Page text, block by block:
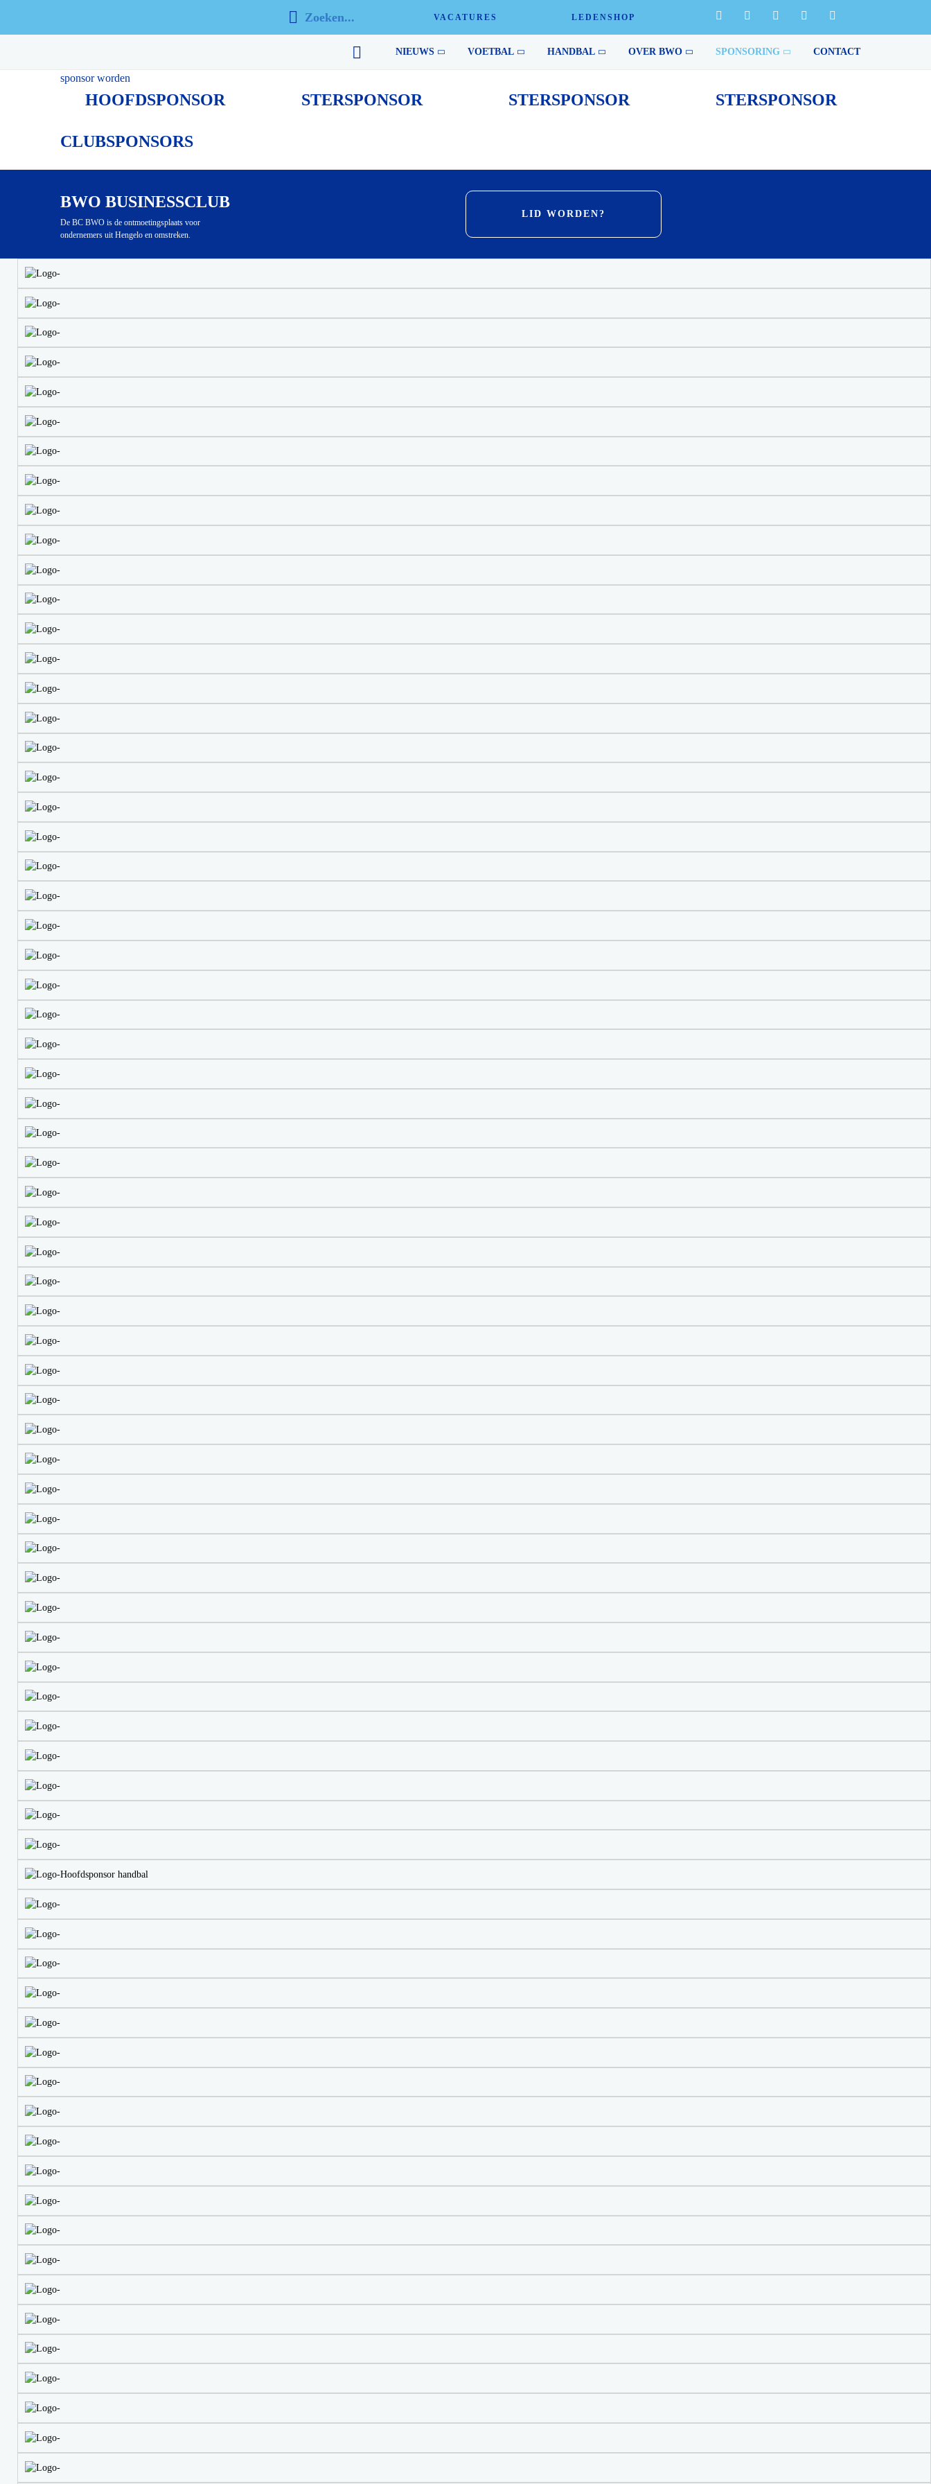
VACATURES LEDENSHOP
NIEUWS VOETBAL HANDBAL OVER BWO SPONSORING CONTACT
sponsor worden
HOOFDSPONSOR STERSPONSOR STERSPONSOR STERSPONSOR
CLUBSPONSORS
BWO BUSINESSCLUB
De BC BWO is de ontmoetingsplaats voor
ondernemers uit Hengelo en omstreken.
LID WORDEN?